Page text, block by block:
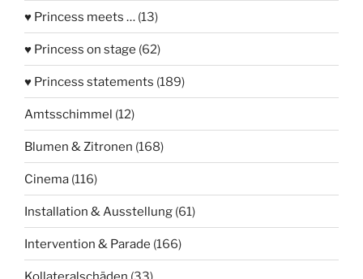
♥ Princess meets … (13)
♥ Princess on stage (62)
♥ Princess statements (189)
Amtsschimmel (12)
Blumen & Zitronen (168)
Cinema (116)
Installation & Ausstellung (61)
Intervention & Parade (166)